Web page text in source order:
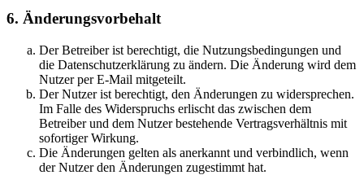
6. Änderungsvorbehalt
Der Betreiber ist berechtigt, die Nutzungsbedingungen und
die Datenschutzerklärung zu ändern. Die Änderung wird dem
Nutzer per E-Mail mitgeteilt.
Der Nutzer ist berechtigt, den Änderungen zu widersprechen.
Im Falle des Widerspruchs erlischt das zwischen dem
Betreiber und dem Nutzer bestehende Vertragsverhältnis mit
sofortiger Wirkung.
Die Änderungen gelten als anerkannt und verbindlich, wenn
der Nutzer den Änderungen zugestimmt hat.